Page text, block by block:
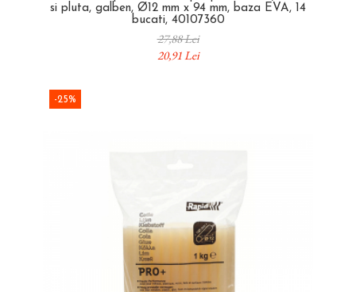
si pluta, galben, Ø12 mm x 94 mm, baza EVA, 14
bucati, 40107360
27,88 Lei
20,91 Lei
-25%